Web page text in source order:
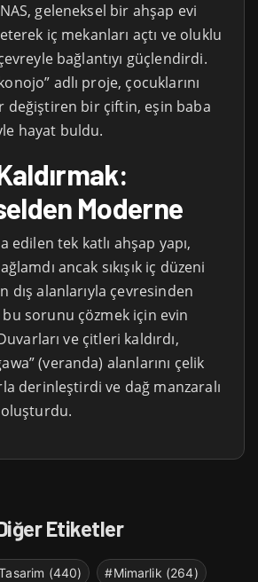
geleneksel bir ahşap evi
iç mekanları açtı ve oluklu
bağlantıyı güçlendirdi.
adlı proje, çocuklarını
değiştiren bir çiftin, eşin baba
hayat buldu.
Moderne
edilen tek katlı ahşap yapı,
ancak sıkışık iç düzeni
dış alanlarıyla çevresinden
bu sorunu çözmek için evin
ve çitleri kaldırdı,
(veranda) alanlarını çelik
derinleştirdi ve dağ manzaralı
Etiketler
(440) #Mimarlik (264)